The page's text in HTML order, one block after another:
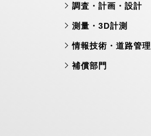
調査・計画・設計
測量・3D計測
情報技術・道路管理
補償部門